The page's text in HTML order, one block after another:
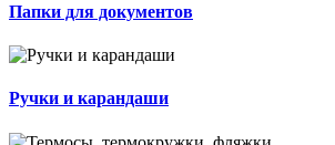
Папки для документов
Ручки и карандаши